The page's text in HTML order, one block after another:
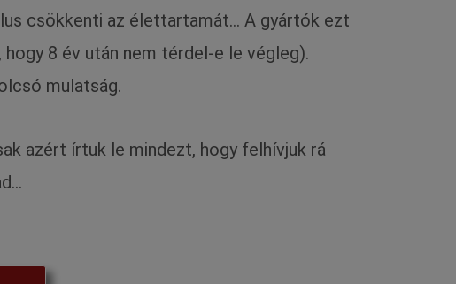
csökkenti az élettartamát… A gyártók ezt
8 év után nem térdel-e le végleg).
mulatság.
azért írtuk le mindezt, hogy felhívjuk rá